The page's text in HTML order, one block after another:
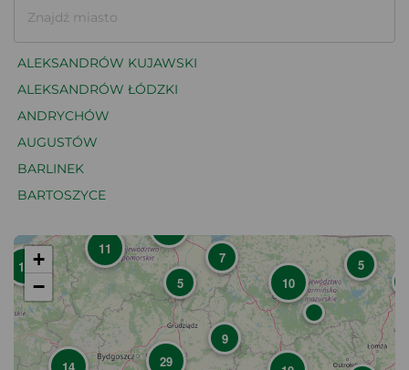
Znajdź miasto
ALEKSANDRÓW KUJAWSKI
ALEKSANDRÓW ŁÓDZKI
ANDRYCHÓW
AUGUSTÓW
BARLINEK
BARTOSZYCE
BEŁCHATÓW
BIAŁA PODLASKA
BIAŁOGARD
BIAŁYSTOK
BIELAWA
5
14
13
11
9
29
5
7
10
+
−